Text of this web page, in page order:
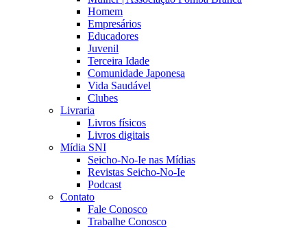
Homem
Empresários
Educadores
Juvenil
Terceira Idade
Comunidade Japonesa
Vida Saudável
Clubes
Livraria
Livros físicos
Livros digitais
Mídia SNI
Seicho-No-Ie nas Mídias
Revistas Seicho-No-Ie
Podcast
Contato
Fale Conosco
Trabalhe Conosco